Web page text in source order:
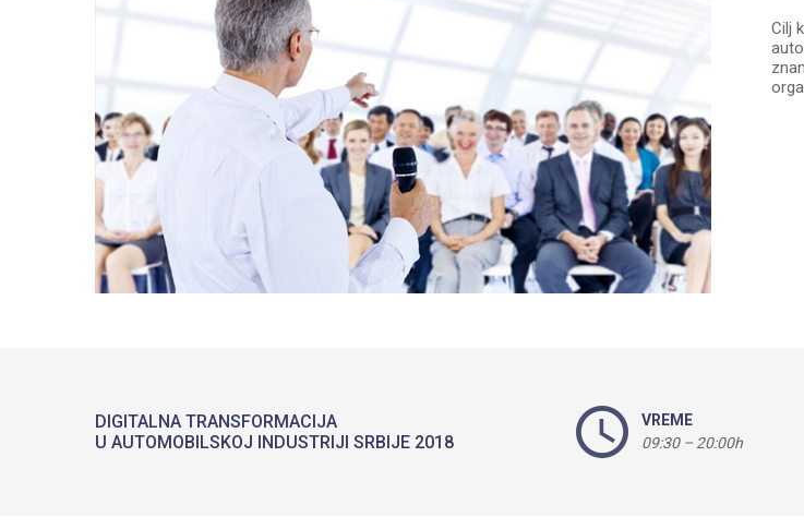
Cilj
DIGITALNA TRANSFORMACIJA
U AUTOMOBILSKOJ INDUSTRIJI SRBIJE 2018
VREME
09:30 – 20:00h